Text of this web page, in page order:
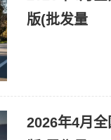
版(批发量
2026年4月